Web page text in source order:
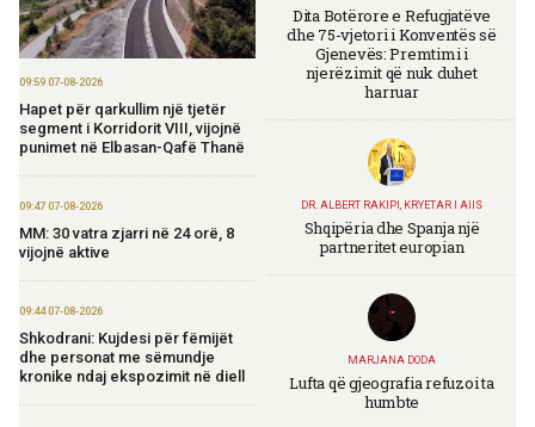
09:59 07-08-2026
Hapet për qarkullim një tjetër
segment i Korridorit VIII, vijojnë
punimet në Elbasan-Qafë Thanë
09:47 07-08-2026
MM: 30 vatra zjarri në 24 orë, 8
vijojnë aktive
09:44 07-08-2026
Shkodrani: Kujdesi për fëmijët
dhe personat me sëmundje
kronike ndaj ekspozimit në diell
Dita Botërore e Refugjatëve
dhe 75-vjetori i Konventës së
Gjenevës: Premtimi i
njerëzimit që nuk duhet
harruar
DR. ALBERT RAKIPI, KRYETAR I AIIS
Shqipëria dhe Spanja një
partneritet europian
MARJANA DODA
Lufta që gjeografia refuzoi ta
humbte